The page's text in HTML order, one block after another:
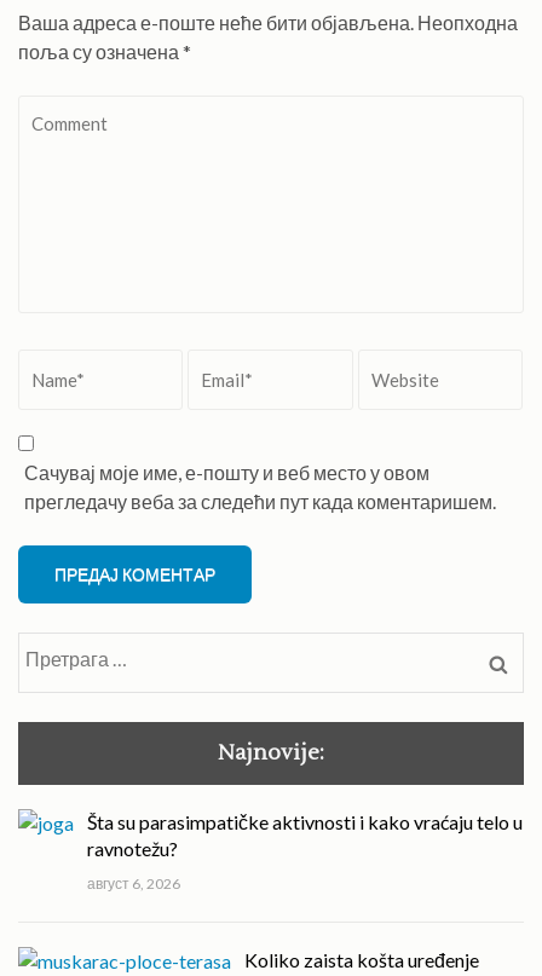
Ваша адреса е-поште неће бити објављена. Неопходна
поља су означена *
Сачувај моје име, е-пошту и веб место у овом
прегледачу веба за следећи пут када коментаришем.
Najnovije:
Šta su parasimpatičke aktivnosti i kako vraćaju telo u
ravnotežu?
август 6, 2026
Koliko zaista košta uređenje